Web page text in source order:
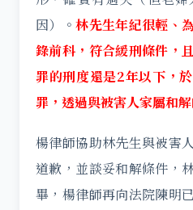
因）。林先生年紀很輕、
錄前科，符合緩刑條件，
罪的刑度還是2年以下，
罪，透過與被害人家屬和
楊律師協助林先生與被害
道歉，並談妥和解條件，
畢，楊律師再向法院陳明